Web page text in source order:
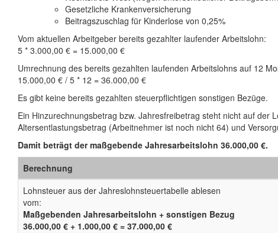
Gesetzliche Krankenversicherung
Beitragszuschlag für Kinderlose von 0,25%
Vom aktuellen Arbeitgeber bereits gezahlter laufender Arbeitslohn:
5 * 3.000,00 € = 15.000,00 €
Umrechnung des bereits gezahlten laufenden Arbeitslohns auf 12
15.000,00 € / 5 * 12 = 36.000,00 €
Es gibt keine bereits gezahlten steuerpflichtigen sonstigen Bezüge.
Ein Hinzurechnungsbetrag bzw. Jahresfreibetrag steht nicht auf der
Altersentlastungsbetrag (Arbeitnehmer ist noch nicht 64) und
Damit beträgt der maßgebende Jahresarbeitslohn 36.000,00 €.
Berechnung
Lohnsteuer aus der Jahreslohnsteuertabelle ablesen
vom:
Maßgebenden Jahresarbeitslohn + sonstigen Bezug
36.000,00 € + 1.000,00 € = 37.000,00 €